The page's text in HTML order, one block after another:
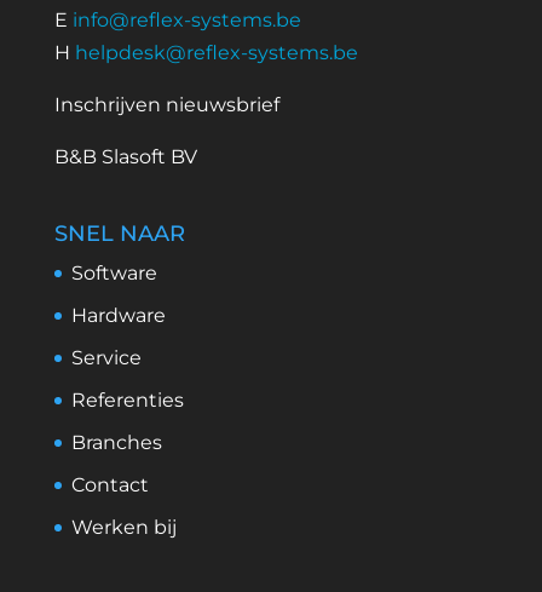
E info@reflex-systems.be
H helpdesk@reflex-systems.be
Inschrijven nieuwsbrief
B&B Slasoft BV
SNEL NAAR
Software
Hardware
Service
Referenties
Branches
Contact
Werken bij